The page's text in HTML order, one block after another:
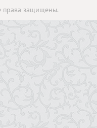
права защищены.